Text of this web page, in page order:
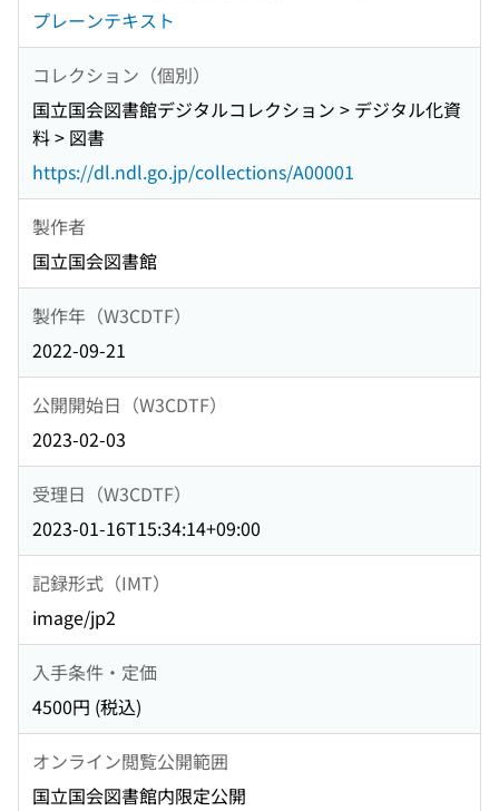
プレーンテキスト
コレクション（個別）
国立国会図書館デジタルコレクション > デジタル化資
料 > 図書
https://dl.ndl.go.jp/collections/A00001
製作者
国立国会図書館
製作年（W3CDTF）
2022-09-21
公開開始日（W3CDTF）
2023-02-03
受理日（W3CDTF）
2023-01-16T15:34:14+09:00
記録形式（IMT）
image/jp2
入手条件・定価
4500円 (税込)
オンライン閲覧公開範囲
国立国会図書館内限定公開